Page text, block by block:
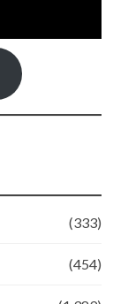
(333)
(454)